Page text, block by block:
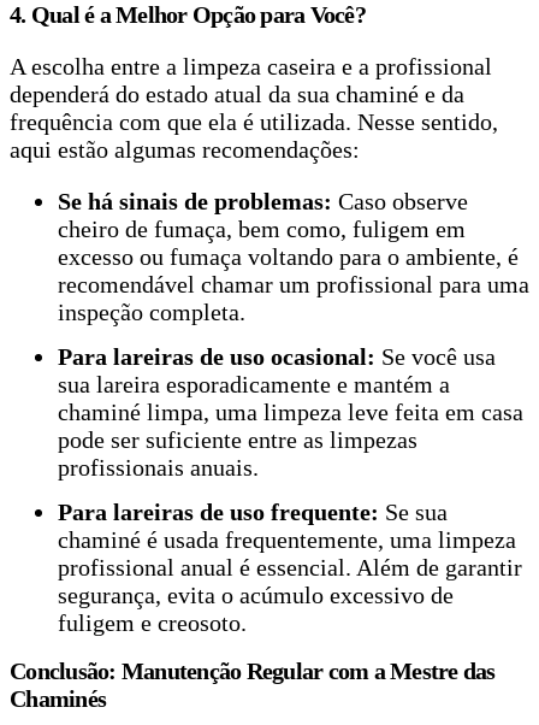
4. Qual é a Melhor Opção para Você?
A escolha entre a limpeza caseira e a profissional
dependerá do estado atual da sua chaminé e da
frequência com que ela é utilizada. Nesse sentido,
aqui estão algumas recomendações:
Se há sinais de problemas: Caso observe
cheiro de fumaça, bem como, fuligem em
excesso ou fumaça voltando para o ambiente, é
recomendável chamar um profissional para uma
inspeção completa.
Para lareiras de uso ocasional: Se você usa
sua lareira esporadicamente e mantém a
chaminé limpa, uma limpeza leve feita em casa
pode ser suficiente entre as limpezas
profissionais anuais.
Para lareiras de uso frequente: Se sua
chaminé é usada frequentemente, uma limpeza
profissional anual é essencial. Além de garantir
segurança, evita o acúmulo excessivo de
fuligem e creosoto.
Conclusão: Manutenção Regular com a Mestre das
Chaminés